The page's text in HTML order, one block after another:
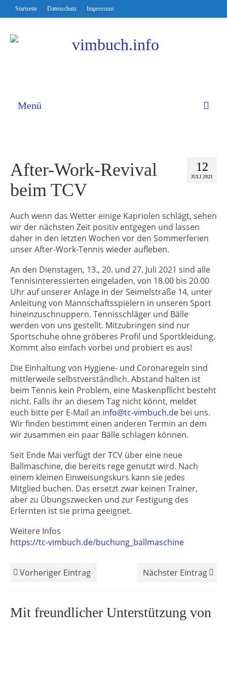
Startseite Datenschutz Impressum
Menü
12
JULI 2021
After-Work-Revival
beim TCV
Auch wenn das Wetter einige Kapriolen schlägt, sehen
wir der nächsten Zeit positiv entgegen und lassen
daher in den letzten Wochen vor den Sommerferien
unser After-Work-Tennis wieder aufleben.
An den Dienstagen, 13., 20. und 27. Juli 2021 sind alle
Tennisinteressierten eingeladen, von 18.00 bis 20.00
Uhr auf unserer Anlage in der Seimelstraße 14, unter
Anleitung von Mannschaftsspielern in unseren Sport
hineinzuschnuppern. Tennisschläger und Bälle
werden von uns gestellt. Mitzubringen sind nur
Sportschuhe ohne gröberes Profil und Sportkleidung.
Kommt also einfach vorbei und probiert es aus!
Die Einhaltung von Hygiene- und Coronaregeln sind
mittlerweile selbstverständlich. Abstand halten ist
beim Tennis kein Problem, eine Maskenpflicht besteht
nicht. Falls ihr an diesem Tag nicht könnt, meldet
euch bitte per E-Mail an info@tc-vimbuch.de bei uns.
Wir finden bestimmt einen anderen Termin an dem
wir zusammen ein paar Bälle schlagen können.
Seit Ende Mai verfügt der TCV über eine neue
Ballmaschine, die bereits rege genutzt wird. Nach
einem kleinen Einweisungskurs kann sie jedes
Mitglied buchen. Das ersetzt zwar keinen Trainer,
aber zu Übungszwecken und zur Festigung des
Erlernten ist sie prima geeignet.
Weitere Infos
https://tc-vimbuch.de/buchung_ballmaschine
Vorheriger Eintrag Nächster Eintrag
Mit freundlicher Unterstützung von